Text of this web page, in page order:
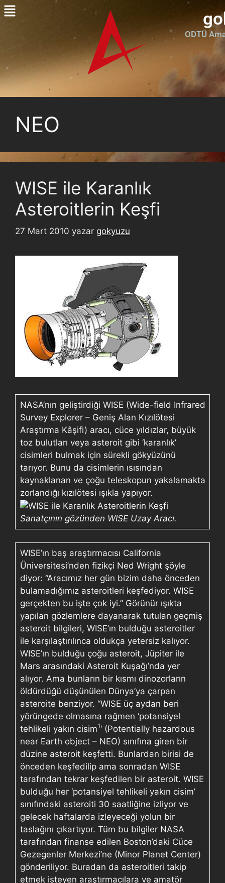
ODTÜ
NEO
WISE ile Karanlık
Asteroitlerin Keşfi
27 Mart 2010 yazar gokyuzu
NASA’nın geliştirdiği WISE (Wide-field Infrared
Survey Explorer – Geniş Alan Kızılötesi
Araştırma Kâşifi) aracı, cüce yıldızlar, büyük
toz bulutları veya asteroit gibi ‘karanlık’
cisimleri bulmak için sürekli gökyüzünü
tarıyor. Bunu da cisimlerin ısısından
kaynaklanan ve çoğu teleskopun yakalamakta
zorlandığı kızılötesi ışıkla yapıyor.
Sanatçının gözünden WISE Uzay Aracı.
WISE’ın baş araştırmacısı California
Üniversitesi’nden fizikçi Ned Wright şöyle
diyor: “Aracımız her gün bizim daha önceden
bulamadığımız asteroitleri keşfediyor. WISE
gerçekten bu işte çok iyi.” Görünür ışıkta
yapılan gözlemlere dayanarak tutulan geçmiş
asteroit bilgileri, WISE’ın bulduğu asteroitler
ile karşılaştırılınca oldukça yetersiz kalıyor.
WISE’ın bulduğu çoğu asteroit, Jüpiter ile
Mars arasındaki Asteroit Kuşağı’nda yer
alıyor. Ama bunların bir kısmı dinozorların
öldürdüğü düşünülen Dünya’ya çarpan
asteroite benziyor. “WISE üç aydan beri
yörüngede olmasına rağmen ‘potansiyel
tehlikeli yakın cisim1‘ (Potentially hazardous
near Earth object – NEO) sınıfına giren bir
düzine asteroit keşfetti. Bunlardan birisi de
önceden keşfedilip ama sonradan WISE
tarafından tekrar keşfedilen bir asteroit. WISE
bulduğu her ‘potansiyel tehlikeli yakın cisim’
sınıfındaki asteroiti 30 saatliğine izliyor ve
gelecek haftalarda izleyeceği yolun bir
taslağını çıkartıyor. Tüm bu bilgiler NASA
tarafından finanse edilen Boston’daki Cüce
Gezegenler Merkezi’ne (Minor Planet Center)
gönderiliyor. Buradan da asteroitleri takip
etmek isteyen araştırmacılara ve amatör